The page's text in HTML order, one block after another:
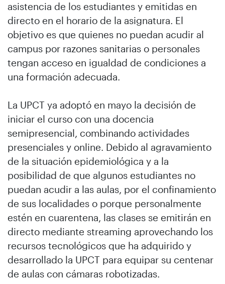
asistencia de los estudiantes y emitidas en
directo en el horario de la asignatura. El
objetivo es que quienes no puedan acudir al
campus por razones sanitarias o personales
tengan acceso en igualdad de condiciones a
una formación adecuada.
La UPCT ya adoptó en mayo la decisión de
iniciar el curso con una docencia
semipresencial, combinando actividades
presenciales y online. Debido al agravamiento
de la situación epidemiológica y a la
posibilidad de que algunos estudiantes no
puedan acudir a las aulas, por el confinamiento
de sus localidades o porque personalmente
estén en cuarentena, las clases se emitirán en
directo mediante streaming aprovechando los
recursos tecnológicos que ha adquirido y
desarrollado la UPCT para equipar su centenar
de aulas con cámaras robotizadas.